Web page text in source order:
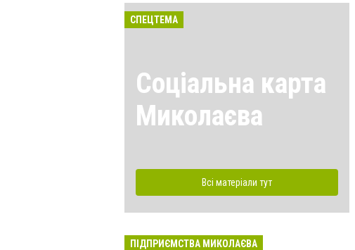
СПЕЦТЕМА
Соціальна карта
Миколаєва
Всі матеріали тут
ПІДПРИЄМСТВА МИКОЛАЄВА